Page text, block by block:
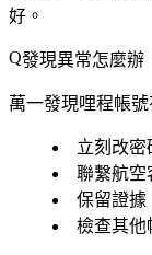
好。
發現異常怎麼辦
萬一發現哩程帳號
立刻改密
聯繫航空
保留證據
檢查其他